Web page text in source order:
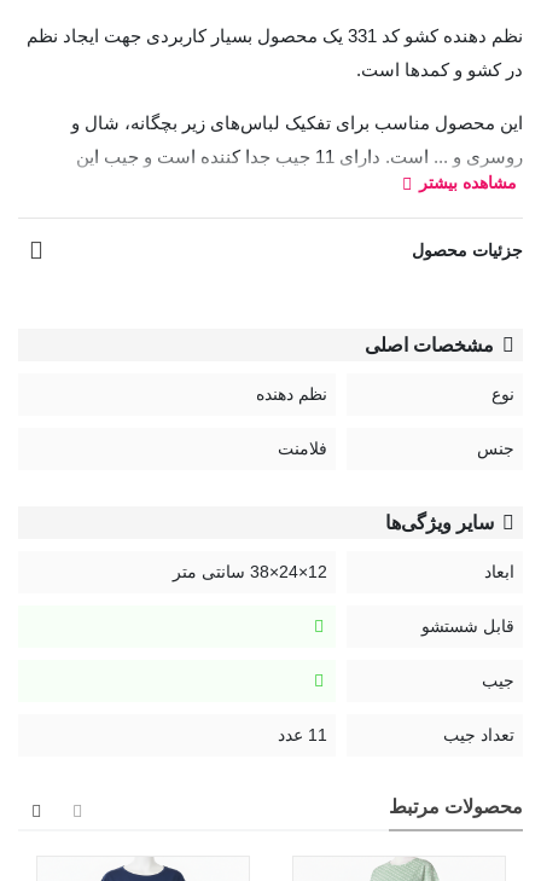
نظم دهنده کشو کد 331 یک محصول بسیار کاربردی جهت ایجاد نظم
در کشو و کمد‌ها است.
این محصول مناسب برای تفکیک لباس‌های زیر بچگانه، شال و
روسری و ... است. دارای 11 جیب جدا کننده است و جیب این
محصول به پارچه زیرین دوخته نشده است.
مشاهده بیشتر
جزئیات محصول
مشخصات اصلی
نوع نظم دهنده
جنس فلامنت
سایر ویژگی‌ها
ابعاد 12×24×38 سانتی متر
قابل شستشو
جیب
تعداد جیب 11 عدد
محصولات مرتبط